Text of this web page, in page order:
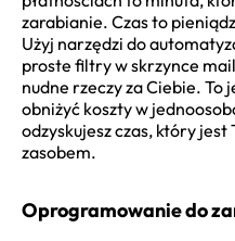
zarabianie. Czas to
Użyj narzędzi do
proste filtry w skrzynce
nudne rzeczy za Ciebie.
obniżyć koszty w
odzyskujesz czas, który
zasobem.
Oprogramowanie do